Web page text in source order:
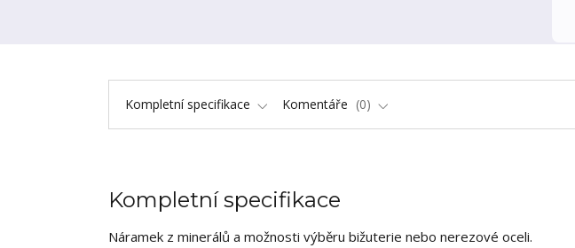
Kompletní specifikace Komentáře 0
Kompletní specifikace
Náramek z minerálů a možnosti výběru bižuterie nebo nerezové oceli.